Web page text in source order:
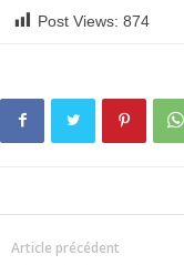
Post Views: 874
Article précédent